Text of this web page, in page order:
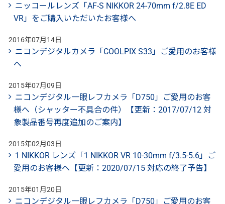
ニッコールレンズ「AF-S NIKKOR 24-70mm f/2.8E ED
VR」をご購入いただいたお客様へ
2016年07月14日
ニコンデジタルカメラ「COOLPIX S33」ご愛用のお客様
へ
2015年07月09日
ニコンデジタル一眼レフカメラ「D750」ご愛用のお客
様へ（シャッター不具合の件）【更新：2017/07/12 対
象製品番号再度追加のご案内】
2015年02月03日
1 NIKKOR レンズ「1 NIKKOR VR 10-30mm f/3.5-5.6」ご
愛用のお客様へ【更新：2020/07/15 対応の終了予告】
2015年01月20日
ニコンデジタル一眼レフカメラ「D750」ご愛用のお客